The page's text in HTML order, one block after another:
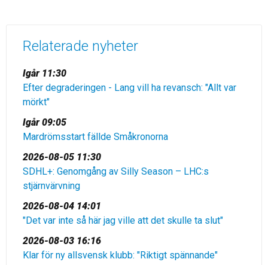
Relaterade nyheter
Igår 11:30
Efter degraderingen - Lang vill ha revansch: "Allt var
mörkt"
Igår 09:05
Mardrömsstart fällde Småkronorna
2026-08-05 11:30
SDHL+: Genomgång av Silly Season – LHC:s
stjärnvärvning
2026-08-04 14:01
"Det var inte så här jag ville att det skulle ta slut"
2026-08-03 16:16
Klar för ny allsvensk klubb: "Riktigt spännande"